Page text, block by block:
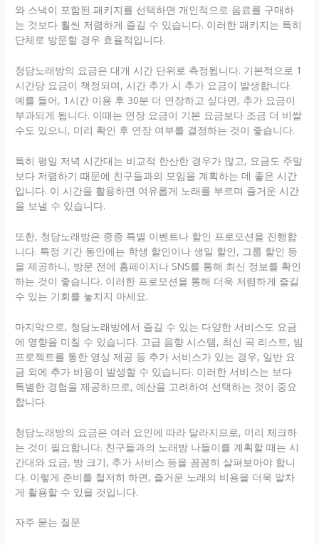
와 스낵이 포함된 패키지를 선택하면 개인적으로 음료를 구매하
는 것보다 훨씬 저렴하게 즐길 수 있습니다. 이러한 패키지는 특히
단체로 방문할 경우 효율적입니다.
청담노래방의 요금은 대개 시간 단위로 측정됩니다. 기본적으로 1
시간당 요금이 책정되며, 시간 추가 시 추가 요금이 발생합니다.
예를 들어, 1시간 이용 후 30분 더 연장하고 싶다면, 추가 요금이
부과되게 됩니다. 이때는 연장 요금이 기본 요금보다 조금 더 비쌀
수도 있으니, 미리 확인 후 연장 여부를 결정하는 것이 좋습니다.
특히 평일 저녁 시간대는 비교적 한산한 경우가 많고, 요금도 주말
보다 저렴하기 때문에 친구들과의 모임을 계획하는 데 좋은 시간
입니다. 이 시간을 활용하면 여유롭게 노래를 부르며 즐거운 시간
을 보낼 수 있습니다.
또한, 청담노래방은 종종 특별 이벤트나 할인 프로모션을 진행합
니다. 특정 기간 동안에는 학생 할인이나 생일 할인, 그룹 할인 등
을 제공하니, 방문 전에 홈페이지나 SNS를 통해 최신 정보를 확인
하는 것이 좋습니다. 이러한 프로모션을 통해 더욱 저렴하게 즐길
수 있는 기회를 놓치지 마세요.
마지막으로, 청담노래방에서 즐길 수 있는 다양한 서비스도 요금
에 영향을 미칠 수 있습니다. 고급 음향 시스템, 최신 곡 리스트, 빔
프로젝트를 통한 영상 제공 등 추가 서비스가 있는 경우, 일반 요
금 외에 추가 비용이 발생할 수 있습니다. 이러한 서비스는 보다
특별한 경험을 제공하므로, 예산을 고려하여 선택하는 것이 중요
합니다.
청담노래방의 요금은 여러 요인에 따라 달라지므로, 미리 체크하
는 것이 필요합니다. 친구들과의 노래방 나들이를 계획할 때는 시
간대와 요금, 방 크기, 추가 서비스 등을 꼼꼼히 살펴보아야 합니
다. 이렇게 준비를 철저히 하면, 즐거운 노래의 비용을 더욱 알차
게 활용할 수 있을 것입니다.
자주 묻는 질문